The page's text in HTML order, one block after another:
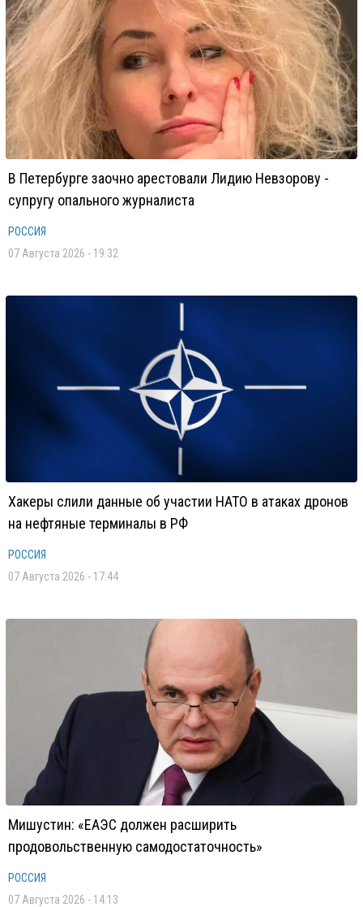
В Петербурге заочно арестовали Лидию Невзорову -
супругу опального журналиста
РОССИЯ
07 Августа 2026 - 19:32
Хакеры слили данные об участии НАТО в атаках дронов
на нефтяные терминалы в РФ
РОССИЯ
07 Августа 2026 - 17:44
Мишустин: «ЕАЭС должен расширить
продовольственную самодостаточность»
РОССИЯ
07 Августа 2026 - 14:13